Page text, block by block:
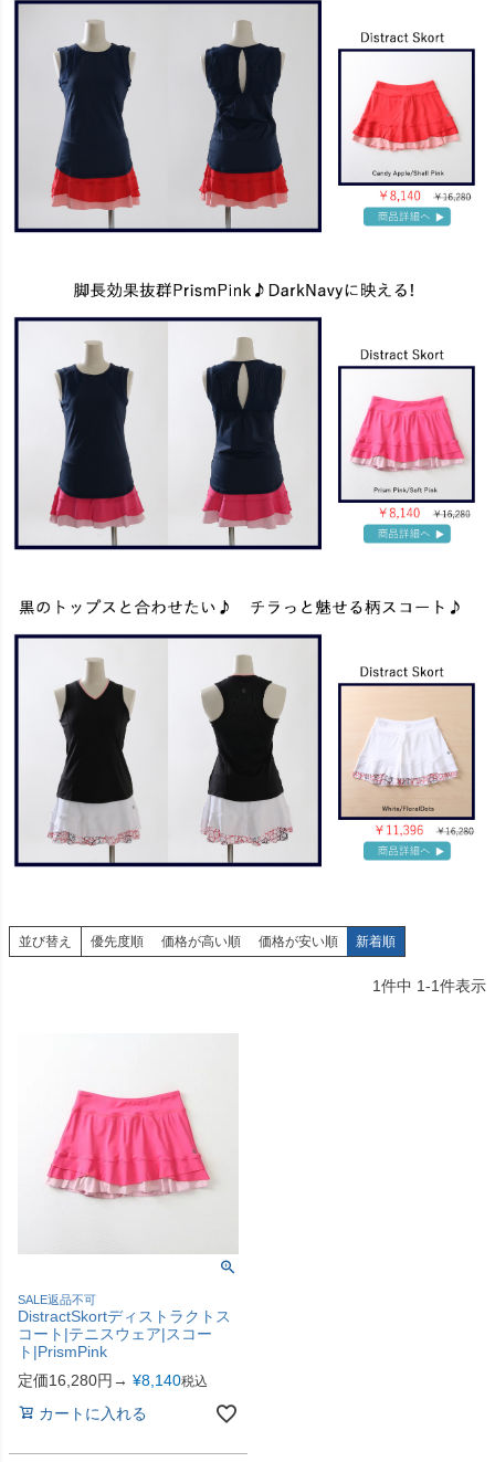
並び替え 優先度順 価格が高い順 価格が安い順 新着順
1件中 1-1件表示
SALE返品不可
DistractSkortディストラクトス
コート|テニスウェア|スコー
ト|PrismPink
定価16,280円→ ¥8,140税込
カートに入れる